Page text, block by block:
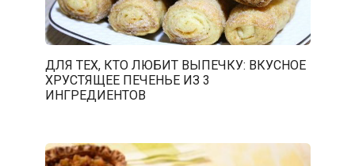
ДЛЯ ТЕХ, КТО ЛЮБИТ ВЫПЕЧКУ: ВКУСНОЕ
ХРУСТЯЩЕЕ ПЕЧЕНЬЕ ИЗ 3
ИНГРЕДИЕНТОВ